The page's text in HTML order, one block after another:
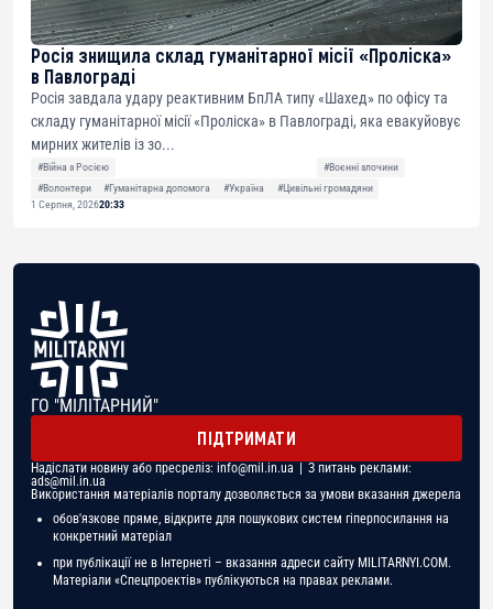
Росія знищила склад гуманітарної місії «Проліска»
в Павлограді
Росія завдала удару реактивним БпЛА типу «Шахед» по офісу та
складу гуманітарної місії «Проліска» в Павлограді, яка евакуйовує
мирних жителів із зо...
#Війна з Росією
#Воєнні злочини
#Волонтери
#Гуманітарна допомога #Україна
#Цивільні громадяни
1 Серпня, 202620:33
ГО "МІЛІТАРНИЙ"
ПІДТРИМАТИ
Надіслати новину або пресреліз: info@mil.in.ua | З питань реклами:
ads@mil.in.ua
Використання матеріалів порталу дозволяється за умови вказання джерела
обов'язкове пряме, відкрите для пошукових систем гіперпосилання на
конкретний матеріал
при публікації не в Інтернеті – вказання адреси сайту MILITARNYI.COM.
Матеріали «Спецпроектів» публікуються на правах реклами.